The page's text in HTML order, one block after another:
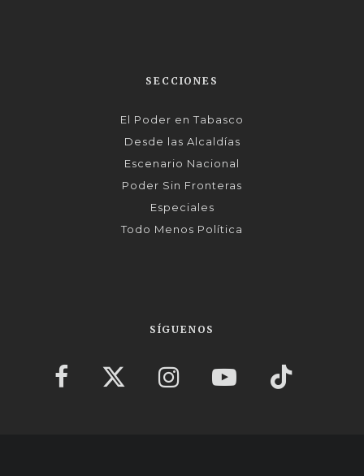
SECCIONES
El Poder en Tabasco
Desde las Alcaldías
Escenario Nacional
Poder Sin Fronteras
Especiales
Todo Menos Política
SÍGUENOS